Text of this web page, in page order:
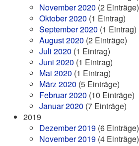
November 2020 (2 Einträge)
Oktober 2020 (1 Eintrag)
September 2020 (1 Eintrag)
August 2020 (2 Einträge)
Juli 2020 (1 Eintrag)
Juni 2020 (1 Eintrag)
Mai 2020 (1 Eintrag)
März 2020 (5 Einträge)
Februar 2020 (10 Einträge)
Januar 2020 (7 Einträge)
2019
Dezember 2019 (6 Einträge)
November 2019 (4 Einträge)